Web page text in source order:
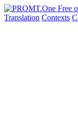
Translation Contexts